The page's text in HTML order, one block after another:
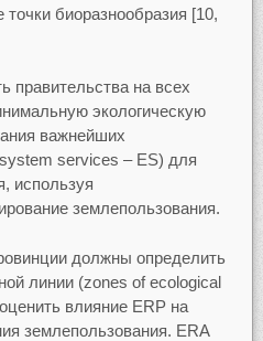
точки биоразнообразия [10,
правительства на всех
экологическую
важнейших
services – ES) для
используя
землепользования.
должны определить
линии (zones of ecological
влияние ERP на
землепользования. ERA